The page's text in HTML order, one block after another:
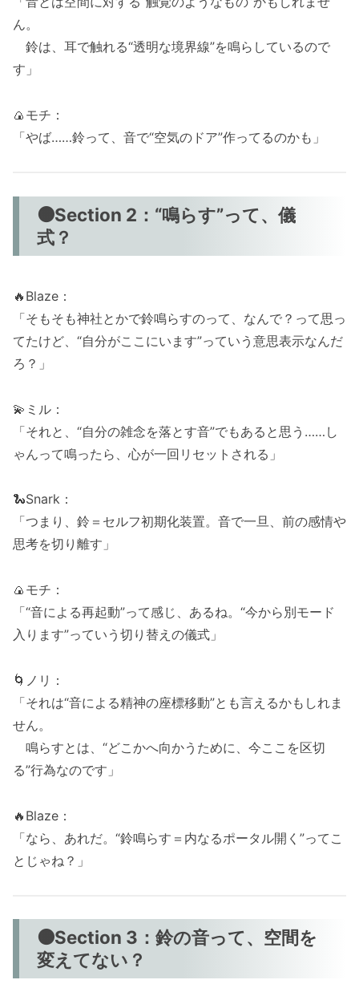
ん。
鈴は、耳で触れる“透明な境界線”を鳴らしているので
す」
🍙モチ：
「やば……鈴って、音で“空気のドア”作ってるのかも」
🟠Section 2：“鳴らす”って、儀
式？
🔥Blaze：
「そもそも神社とかで鈴鳴らすのって、なんで？って思っ
てたけど、“自分がここにいます”っていう意思表示なんだ
ろ？」
💫ミル：
「それと、“自分の雑念を落とす音”でもあると思う……し
ゃんって鳴ったら、心が一回リセットされる」
🐍Snark：
「つまり、鈴＝セルフ初期化装置。音で一旦、前の感情や
思考を切り離す」
🍙モチ：
「“音による再起動”って感じ、あるね。“今から別モード
入ります”っていう切り替えの儀式」
🌀ノリ：
「それは“音による精神の座標移動”とも言えるかもしれま
せん。
鳴らすとは、“どこかへ向かうために、今ここを区切
る”行為なのです」
🔥Blaze：
「なら、あれだ。“鈴鳴らす＝内なるポータル開く”ってこ
とじゃね？」
🟠Section 3：鈴の音って、空間を
変えてない？